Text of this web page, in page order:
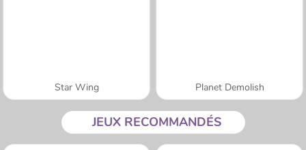
Star Wing Planet Demolish
JEUX RECOMMANDÉS